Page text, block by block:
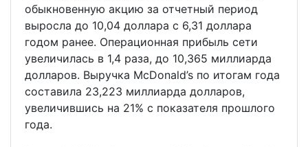
обыкновенную акцию за отчетный период
выросла до 10,04 доллара с 6,31 доллара
годом ранее. Операционная прибыль сети
увеличилась в 1,4 раза, до 10,365 миллиарда
долларов. Выручка McDonald’s по итогам года
составила 23,223 миллиарда долларов,
увеличившись на 21% с показателя прошлого
года.